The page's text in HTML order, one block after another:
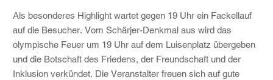
Als besonderes Highlight wartet gegen 19 Uhr ein Fackellauf
auf die Besucher. Vom Schärjer-Denkmal aus wird das
olympische Feuer um 19 Uhr auf dem Luisenplatz übergeben
und die Botschaft des Friedens, der Freundschaft und der
Inklusion verkündet. Die Veranstalter freuen sich auf gute